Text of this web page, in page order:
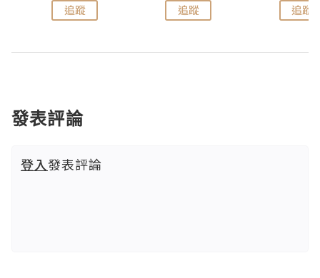
追蹤 追蹤 追蹤
發表評論
登入發表評論